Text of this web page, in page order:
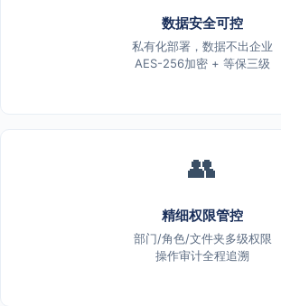
数据安全可控
私有化部署，数据不出企业
AES-256加密 + 等保三级
👥
精细权限管控
部门/角色/文件夹多级权限
操作审计全程追溯